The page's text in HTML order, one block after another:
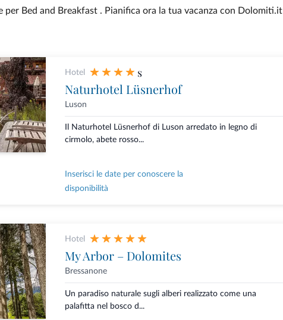
Bed and Breakfast . Pianifica ora la tua vacanza con Dolomiti.it
Hotel s
Naturhotel Lüsnerhof
Luson
Il Naturhotel Lüsnerhof di Luson arredato in legno di
cirmolo, abete rosso...
Inserisci le date per conoscere la
disponibilità
Hotel
My Arbor – Dolomites
Bressanone
Un paradiso naturale sugli alberi realizzato come una
palafitta nel bosco d...